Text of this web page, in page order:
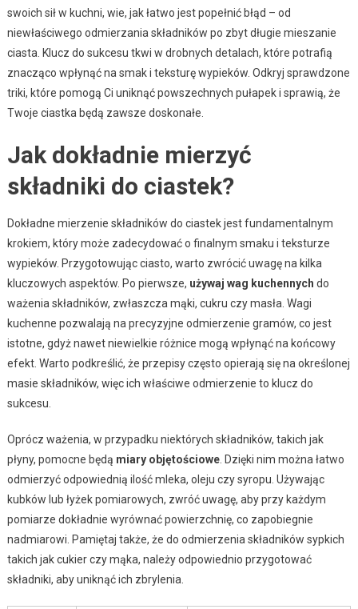
swoich sił w kuchni, wie, jak łatwo jest popełnić błąd – od
niewłaściwego odmierzania składników po zbyt długie mieszanie
ciasta. Klucz do sukcesu tkwi w drobnych detalach, które potrafią
znacząco wpłynąć na smak i teksturę wypieków. Odkryj sprawdzone
triki, które pomogą Ci uniknąć powszechnych pułapek i sprawią, że
Twoje ciastka będą zawsze doskonałe.
Jak dokładnie mierzyć
składniki do ciastek?
Dokładne mierzenie składników do ciastek jest fundamentalnym
krokiem, który może zadecydować o finalnym smaku i teksturze
wypieków. Przygotowując ciasto, warto zwrócić uwagę na kilka
kluczowych aspektów. Po pierwsze, używaj wag kuchennych do
ważenia składników, zwłaszcza mąki, cukru czy masła. Wagi
kuchenne pozwalają na precyzyjne odmierzenie gramów, co jest
istotne, gdyż nawet niewielkie różnice mogą wpłynąć na końcowy
efekt. Warto podkreślić, że przepisy często opierają się na określonej
masie składników, więc ich właściwe odmierzenie to klucz do
sukcesu.
Oprócz ważenia, w przypadku niektórych składników, takich jak
płyny, pomocne będą miary objętościowe. Dzięki nim można łatwo
odmierzyć odpowiednią ilość mleka, oleju czy syropu. Używając
kubków lub łyżek pomiarowych, zwróć uwagę, aby przy każdym
pomiarze dokładnie wyrównać powierzchnię, co zapobiegnie
nadmiarowi. Pamiętaj także, że do odmierzenia składników sypkich
takich jak cukier czy mąka, należy odpowiednio przygotować
składniki, aby uniknąć ich zbrylenia.